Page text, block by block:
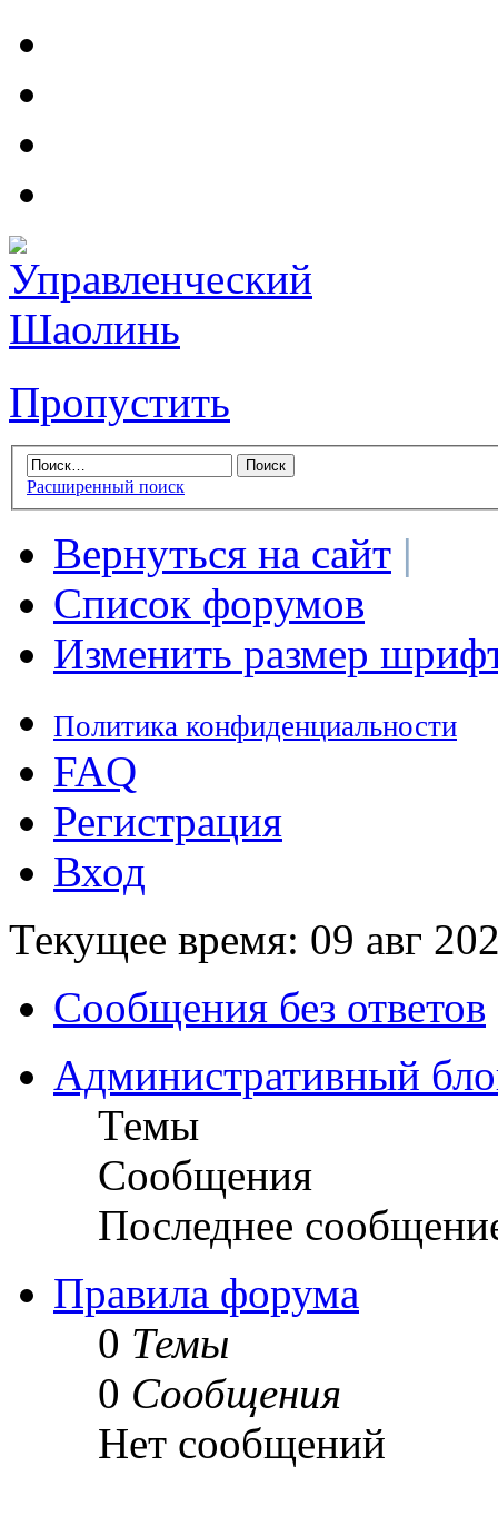
Пропустить
Расширенный поиск
Вернуться на сайт |
Список форумов
Изменить размер
Политика конфиденциальности
FAQ
Регистрация
Вход
Текущее время: 09 авг
Сообщения без ответов
Административный
Темы
Сообщения
Последнее
Правила форума
0 Темы
0 Сообщения
Нет сообщений